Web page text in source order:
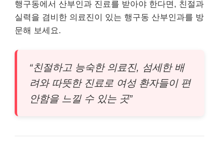
행구동에서 산부인과 진료를 받아야 한다면, 친절과
실력을 겸비한 의료진이 있는 행구동 산부인과를 방
문해 보세요.
“친절하고 능숙한 의료진, 섬세한 배
려와 따뜻한 진료로 여성 환자들이 편
안함을 느낄 수 있는 곳”